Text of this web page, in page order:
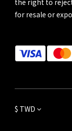
for resale or
$ TWD